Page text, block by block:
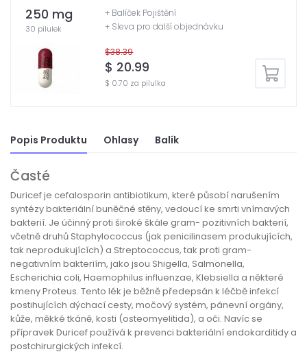
250 mg
30 pilulek
$38.39
$ 20.99
$ 0.70 za pilulka
+ Balíček Pojištění
+ Sleva pro další objednávku
Popis Produktu Ohlasy Balík
Časté
Duricef je cefalosporin antibiotikum, které působí narušením
syntézy bakteriální buněčné stěny, vedoucí ke smrti vnímavých
bakterií. Je účinný proti široké škále gram- pozitivních bakterií,
včetně druhů Staphylococcus (jak penicilinasem produkujících,
tak neprodukujících) a Streptococcus, tak proti gram-
negativním bakteriím, jako jsou Shigella, Salmonella,
Escherichia coli, Haemophilus influenzae, Klebsiella a některé
kmeny Proteus. Tento lék je běžně předepsán k léčbě infekcí
postihujících dýchací cesty, močový systém, pánevní orgány,
kůže, měkké tkáně, kosti (osteomyelitida), a oči. Navíc se
přípravek Duricef používá k prevenci bakteriální endokarditidy a
postchirurgických infekcí.